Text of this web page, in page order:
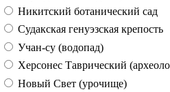
Никитский ботанический сад
Судакская генуэзская крепость
Учан-су (водопад)
Херсонес Таврический
Новый Свет (урочище)